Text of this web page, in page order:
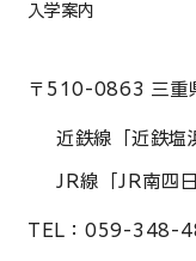
〒510-0863 三重
近鉄線「近鉄塩
JR線「JR南四
TEL： 059-348-
入学案内